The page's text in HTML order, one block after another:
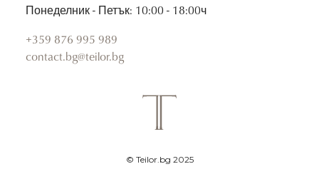
Понеделник - Петък: 10:00 - 18:00ч
+359 876 995 989
contact.bg@teilor.bg
© Teilor.bg 2025